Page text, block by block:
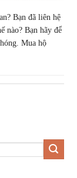
Bạn đã liên hệ
nào? Bạn hãy để
Mua hộ